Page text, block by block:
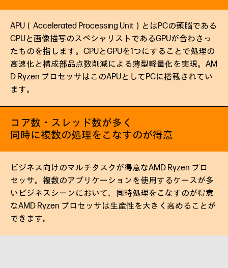
APU（Accelerated Processing Unit）とはPCの頭脳である
CPUと画像描写のスペシャリストであるGPUが合わさっ
たものを指します。CPUとGPUを1つにすることで処理の
高速化と構成部品点数削減による薄型軽量化を実現。AM
D Ryzen プロセッサはこのAPUとしてPCに搭載されてい
ます。
コア数・スレッド数が多く
同時に複数の処理をこなすのが得意
ビジネス向けのマルチタスクが得意なAMD Ryzen プロ
セッサ。複数のアプリケーションを使用するケースが多
いビジネスシーンにおいて、同時処理をこなすのが得意
なAMD Ryzen プロセッサは生産性を大きく高めることが
できます。